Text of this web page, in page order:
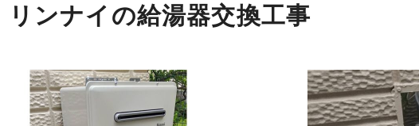
ンナイの給湯器交換工事